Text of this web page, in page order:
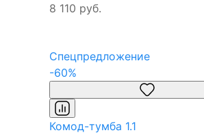
8 110 руб.
Спецпредложение
-60%
Комод-тумба 1.1